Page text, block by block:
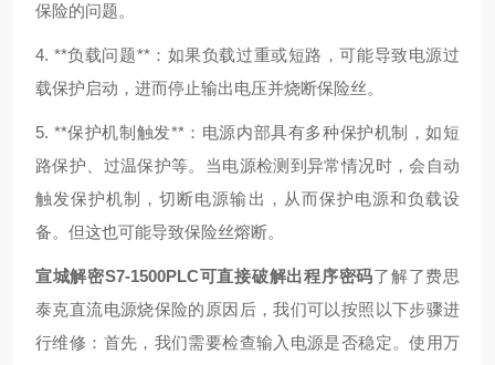
保险的问题。
4. **负载问题**：如果负载过重或短路，可能导致电源过
载保护启动，进而停止输出电压并烧断保险丝。
5. **保护机制触发**：电源内部具有多种保护机制，如短
路保护、过温保护等。当电源检测到异常情况时，会自动
触发保护机制，切断电源输出，从而保护电源和负载设
备。但这也可能导致保险丝熔断。
宣城解密S7-1500PLC可直接破解出程序密码了解了费思
泰克直流电源烧保险的原因后，我们可以按照以下步骤进
行维修：首先，我们需要检查输入电源是否稳定。使用万